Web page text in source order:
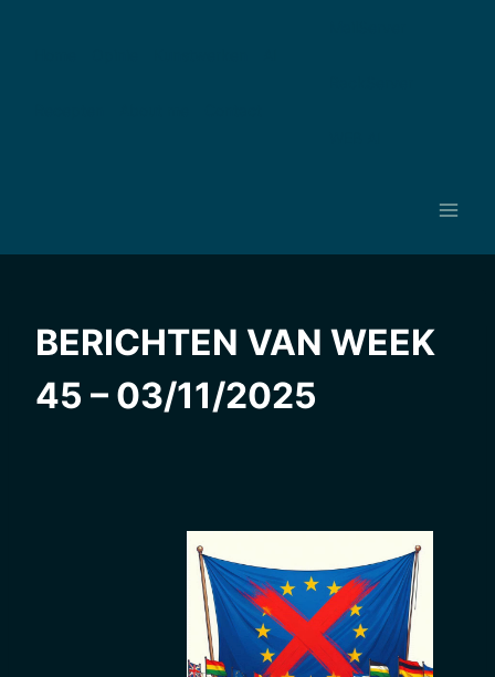
BERICHTEN VAN WEEK
45 – 03/11/2025